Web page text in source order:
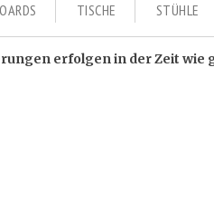
TISCHE STÜHLE
erfolgen in der Zeit